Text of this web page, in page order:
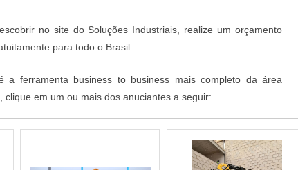
no site do Soluções Industriais, realize um orçamento
para todo o Brasil
a ferramenta business to business mais completo da área
em um ou mais dos anuciantes a seguir: